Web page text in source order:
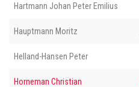
Hartmann Johan Peter Emilius
Hauptmann Moritz
Helland-Hansen Peter
Horneman Christian